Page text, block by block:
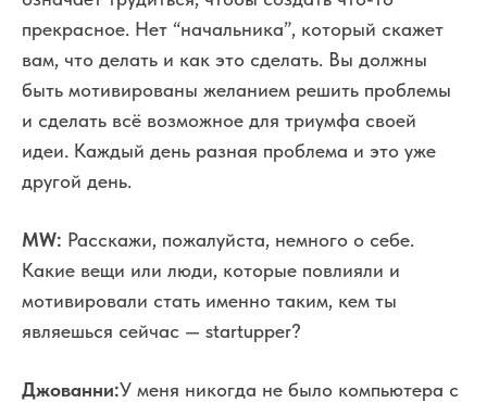
прекрасное. Нет “начальника”, который скажет
вам, что делать и как это сделать. Вы должны
быть мотивированы желанием решить проблемы
и сделать всё возможное для триумфа своей
идеи. Каждый день разная проблема и это уже
другой день.
MW: Расскажи, пожалуйста, немного о себе.
Какие вещи или люди, которые повлияли и
мотивировали стать именно таким, кем ты
являешься сейчас — startupper?
Джованни:У меня никогда не было компьютера с